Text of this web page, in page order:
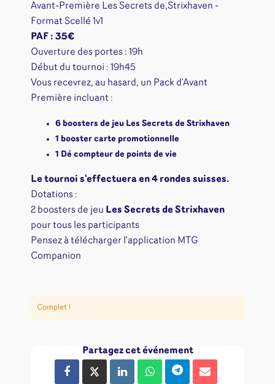
Avant-Première Les Secrets de,Strixhaven -
Format Scellé 1v1
PAF : 35€
Ouverture des portes : 19h
Début du tournoi : 19h45
Vous recevrez, au hasard, un Pack d'Avant
Première incluant :
6 boosters de jeu Les Secrets de Strixhaven
1 booster carte promotionnelle
1 Dé compteur de points de vie
Le tournoi s'effectuera en 4 rondes suisses.
Dotations :
2 boosters de jeu Les Secrets de Strixhaven
pour tous les participants
Pensez à télécharger l'application MTG
Companion
Partagez cet événement
Complet !